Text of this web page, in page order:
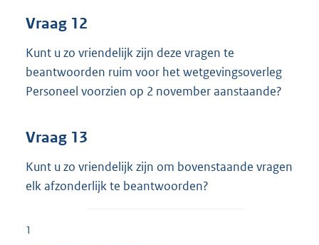
Vraag 12
Kunt u zo vriendelijk zijn deze vragen te
beantwoorden ruim voor het wetgevingsoverleg
Personeel voorzien op 2 november aanstaande?
Vraag 13
Kunt u zo vriendelijk zijn om bovenstaande vragen
elk afzonderlijk te beantwoorden?
1